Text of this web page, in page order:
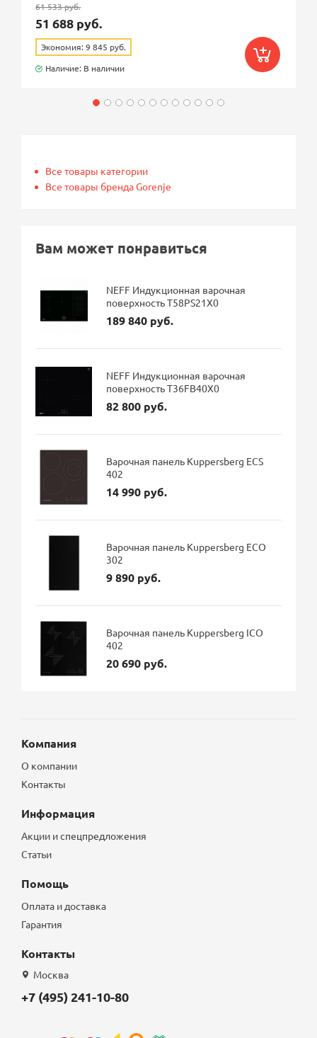
61 533 руб.
51 688 руб.
Экономия: 9 845 руб.
Наличие: В наличии
Все товары категории
Все товары бренда Gorenje
Вам может понравиться
NEFF Индукционная варочная
поверхность T58PS21X0
189 840 руб.
NEFF Индукционная варочная
поверхность T36FB40X0
82 800 руб.
Варочная панель Kuppersberg ECS
402
14 990 руб.
Варочная панель Kuppersberg ECO
302
9 890 руб.
Варочная панель Kuppersberg ICO
402
20 690 руб.
Компания
О компании
Контакты
Информация
Акции и спецпредложения
Статьи
Помощь
Оплата и доставка
Гарантия
Контакты
Москва
+7 (495) 241-10-80